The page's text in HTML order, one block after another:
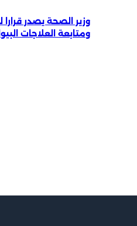
وزير الصحة يصدر
ومتابعة العلاجات